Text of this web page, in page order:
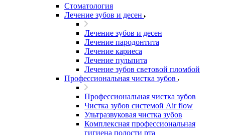
Стоматология
Лечение зубов и десен
Лечение зубов и десен
Лечение пародонтита
Лечение кариеса
Лечение пульпита
Лечение зубов световой пломбой
Профессиональная чистка зубов
Профессиональная чистка зубов
Чистка зубов системой Air flow
Ультразвуковая чистка зубов
Комплексная профессиональная
гигиена полости рта